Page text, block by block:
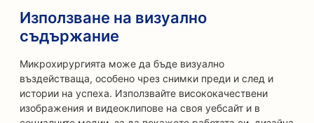
Използване на визуално
съдържание
Микрохирургията може да бъде визуално
въздействаща, особено чрез снимки преди и след и
истории на успеха. Използвайте висококачествени
изображения и видеоклипове на своя уебсайт и в